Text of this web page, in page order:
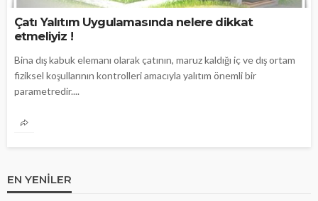
Çatı Yalıtım Uygulamasında nelere dikkat
etmeliyiz !
Bina dış kabuk elemanı olarak çatının, maruz kaldığı iç ve dış ortam
fiziksel koşullarının kontrolleri amacıyla yalıtım önemli bir
parametredir....
EN YENILER